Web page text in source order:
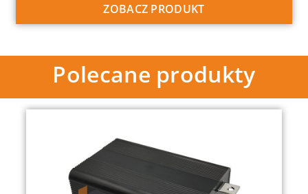
ZOBACZ PRODUKT
Polecane produkty